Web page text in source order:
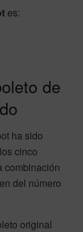
es:
de
ha sido
cinco
combinación
del número
original